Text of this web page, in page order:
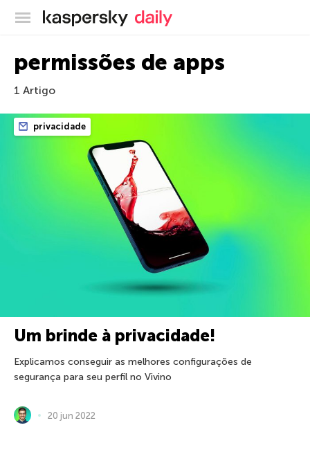
Blog oficial da Kaspersky
permissões de apps
1 Artigo
privacidade
Um brinde à privacidade!
Explicamos conseguir as melhores configurações de
segurança para seu perfil no Vivino
20 jun 2022